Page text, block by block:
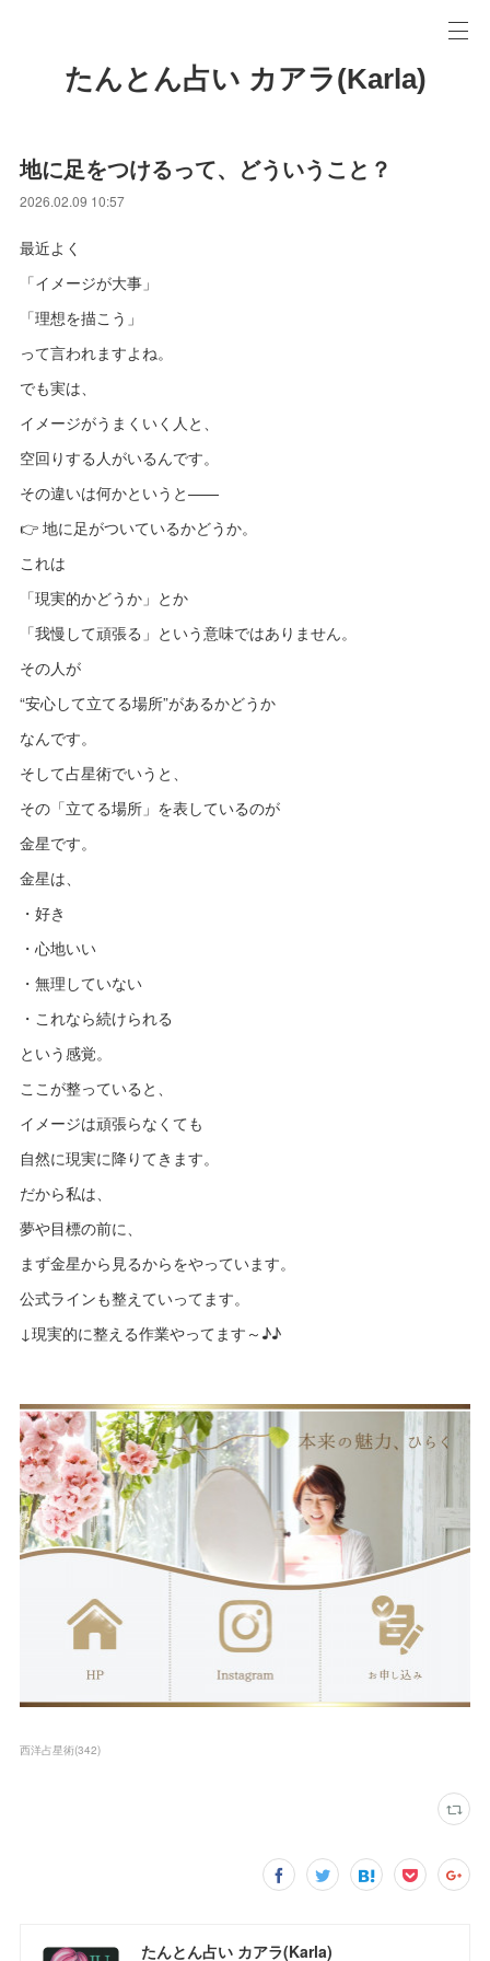
たんとん占い カアラ(Karla)
地に足をつけるって、どういうこと？
2026.02.09 10:57
最近よく
「イメージが大事」
「理想を描こう」
って言われますよね。
でも実は、
イメージがうまくいく人と、
空回りする人がいるんです。
その違いは何かというと——
👉 地に足がついているかどうか。
これは
「現実的かどうか」とか
「我慢して頑張る」という意味ではありません。
その人が
“安心して立てる場所”があるかどうか
なんです。
そして占星術でいうと、
その「立てる場所」を表しているのが
金星です。
金星は、
・好き
・心地いい
・無理していない
・これなら続けられる
という感覚。
ここが整っていると、
イメージは頑張らなくても
自然に現実に降りてきます。
だから私は、
夢や目標の前に、
まず金星から見るからをやっています。
公式ラインも整えていってます。
↓現実的に整える作業やってます～♪♪
西洋占星術(342)
たんとん占い カアラ(Karla)